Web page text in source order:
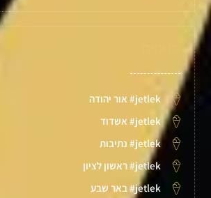
jetlek# אור יהודה
jetlek# אשדוד
jetlek# נתיבות
jetlek# ראשון לציון
jetlek# באר שבע